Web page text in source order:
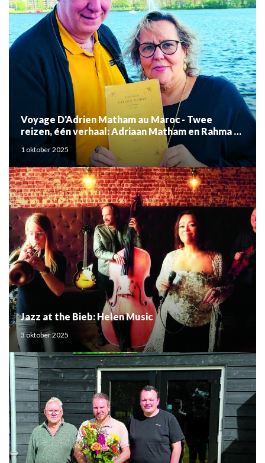
Voyage D'Adrien Matham au Maroc - Twee
reizen, één verhaal: Adriaan Matham en Rahma el
Mouden
1 oktober 2025
Jazz at the Bieb: Helen Music
3 oktober 2025